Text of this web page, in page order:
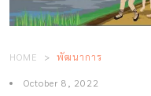
HOME พัฒนาการ
October 8, 2022